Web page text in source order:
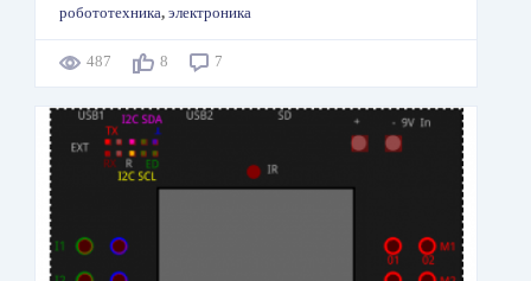
робототехника, электроника
487 8 7